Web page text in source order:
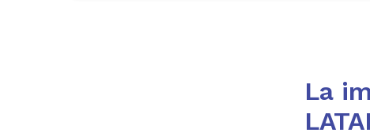
La